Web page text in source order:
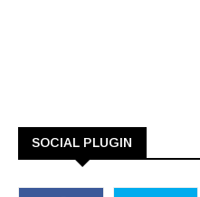
SOCIAL PLUGIN